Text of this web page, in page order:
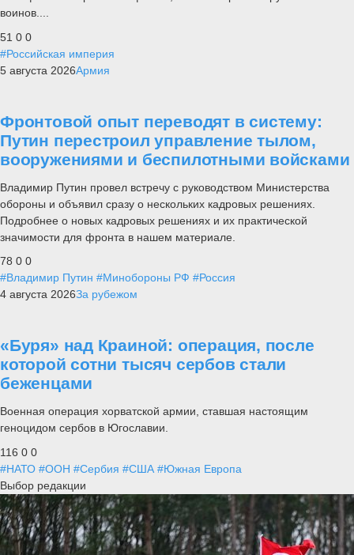
воинов....
51 0 0
#Российская империя
5 августа 2026Армия
Фронтовой опыт переводят в систему:
Путин перестроил управление тылом,
вооружениями и беспилотными войсками
Владимир Путин провел встречу с руководством Министерства
обороны и объявил сразу о нескольких кадровых решениях.
Подробнее о новых кадровых решениях и их практической
значимости для фронта в нашем материале.
78 0 0
#Владимир Путин #Минобороны РФ #Россия
4 августа 2026За рубежом
«Буря» над Краиной: операция, после
которой сотни тысяч сербов стали
беженцами
Военная операция хорватской армии, ставшая настоящим
геноцидом сербов в Югославии.
116 0 0
#НАТО #ООН #Сербия #США #Южная Европа
Выбор редакции